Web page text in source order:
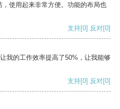
使用起来非常方便。功能的布局也
支持[0] 反对[0]
我的工作效率提高了50%，让我能够
支持[0] 反对[0]